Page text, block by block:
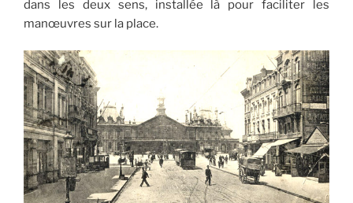
dans les deux sens, installée là pour faciliter les
manœuvres sur la place.